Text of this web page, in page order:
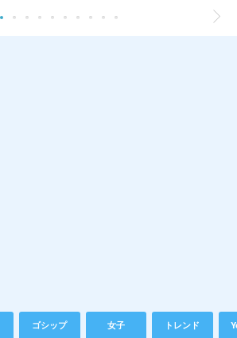
ゴシップ 女子 トレンド